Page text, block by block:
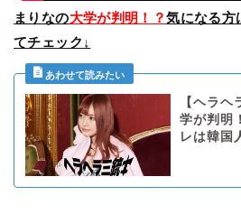
まりなの大学が判明！？気になる方
てチェック↓
【ヘラ
学が判明
レは韓国